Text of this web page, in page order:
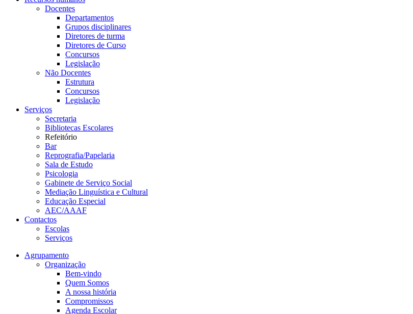
Docentes
Departamentos
Grupos disciplinares
Diretores de turma
Diretores de Curso
Concursos
Legislação
Não Docentes
Estrutura
Concursos
Legislação
Serviços
Secretaria
Bibliotecas Escolares
Refeitório
Bar
Reprografia/Papelaria
Sala de Estudo
Psicologia
Gabinete de Serviço Social
Mediação Linguística e Cultural
Educação Especial
AEC/AAAF
Contactos
Escolas
Serviços
Agrupamento
Organização
Bem-vindo
Quem Somos
A nossa história
Compromissos
Agenda Escolar